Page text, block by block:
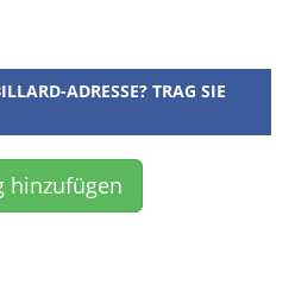
ADRESSE? TRAG SIE
hinzufügen